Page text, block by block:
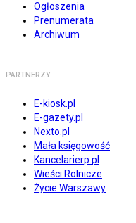
Ogłoszenia
Prenumerata
Archiwum
PARTNERZY
E-kiosk.pl
E-gazety.pl
Nexto.pl
Mała księgowość
Kancelarierp.pl
Wieści Rolnicze
Życie Warszawy